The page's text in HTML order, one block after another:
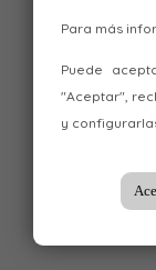
Para más
Puede
"Aceptar",
y